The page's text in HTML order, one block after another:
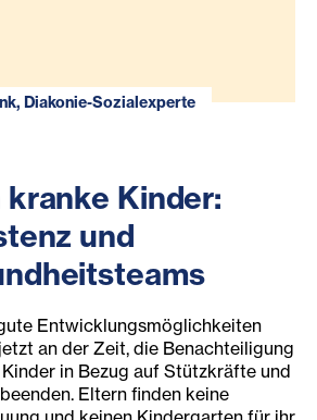
Diakonie-Sozialexperte
Kinder:
und
Entwicklungsmöglichkeiten
an der Zeit, die Benachteiligung
in Bezug auf Stützkräfte und
Eltern finden keine